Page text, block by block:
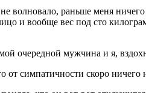
волновало, раньше меня
и вообще вес под сто
очередной мужчина и я,
симпатичности скоро